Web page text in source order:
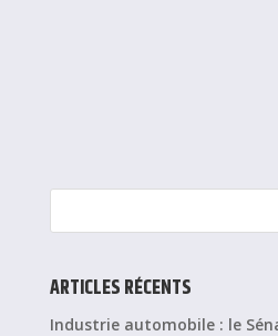
ARTICLES RÉCENTS
Industrie automobile : le